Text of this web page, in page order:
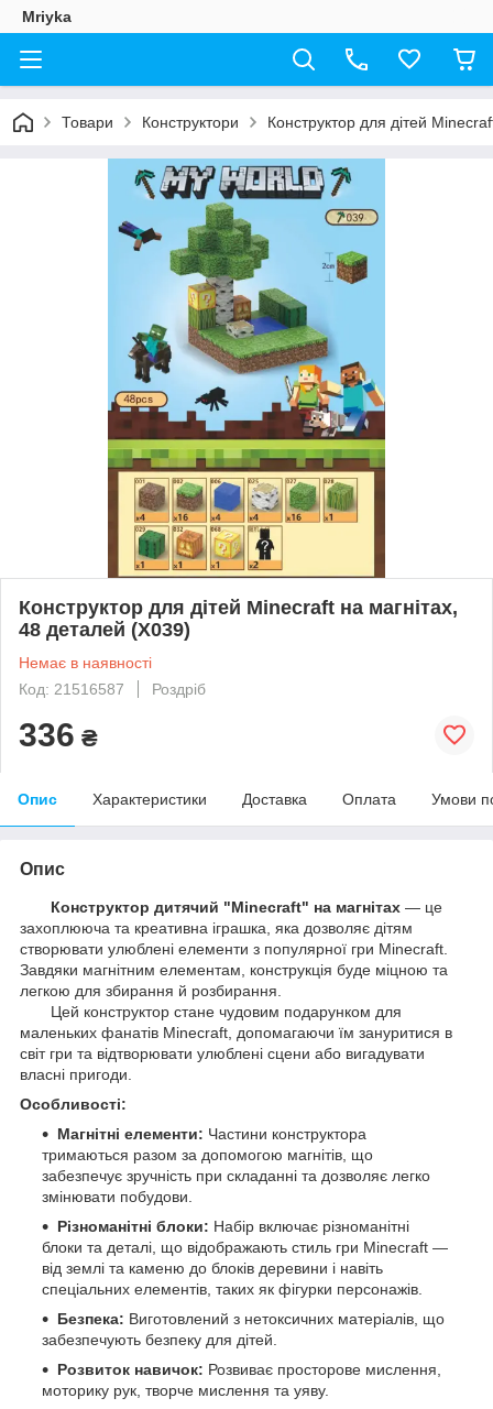
Mriyka
Товари Конструктори Конструктор для дітей
Конструктор для дітей Minecraft на магнітах,
48 деталей (Х039)
Немає в наявності
Код: 21516587
Роздріб
336 ₴
Опис Характеристики Доставка Оплата Умови
Опис
Конструктор дитячий "Minecraft" на магнітах — це
захоплююча та креативна іграшка, яка дозволяє дітям
створювати улюблені елементи з популярної гри Minecraft.
Завдяки магнітним елементам, конструкція буде міцною та
легкою для збирання й розбирання.
Цей конструктор стане чудовим подарунком для
маленьких фанатів Minecraft, допомагаючи їм зануритися в
світ гри та відтворювати улюблені сцени або вигадувати
власні пригоди.
Особливості:
Магнітні елементи: Частини конструктора
тримаються разом за допомогою магнітів, що
забезпечує зручність при складанні та дозволяє легко
змінювати побудови.
Різноманітні блоки: Набір включає різноманітні
блоки та деталі, що відображають стиль гри Minecraft —
від землі та каменю до блоків деревини і навіть
спеціальних елементів, таких як фігурки персонажів.
Безпека: Виготовлений з нетоксичних матеріалів, що
забезпечують безпеку для дітей.
Розвиток навичок: Розвиває просторове мислення,
моторику рук, творче мислення та уяву.